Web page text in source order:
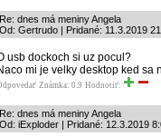
Re: dnes má meniny Angela
Od: Gertrudo | Pridané: 11.3.2019
usb dockoch si uz pocul?
mi je velky desktop ked sa
Známka: 0.9 Hodnotiť:
Re: dnes má meniny Angela
Od: iExploder | Pridané: 12.3.2019